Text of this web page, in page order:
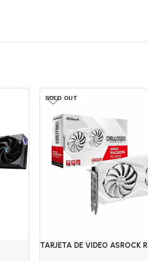
SOLD OUT
TARJETA DE VIDEO ASROCK